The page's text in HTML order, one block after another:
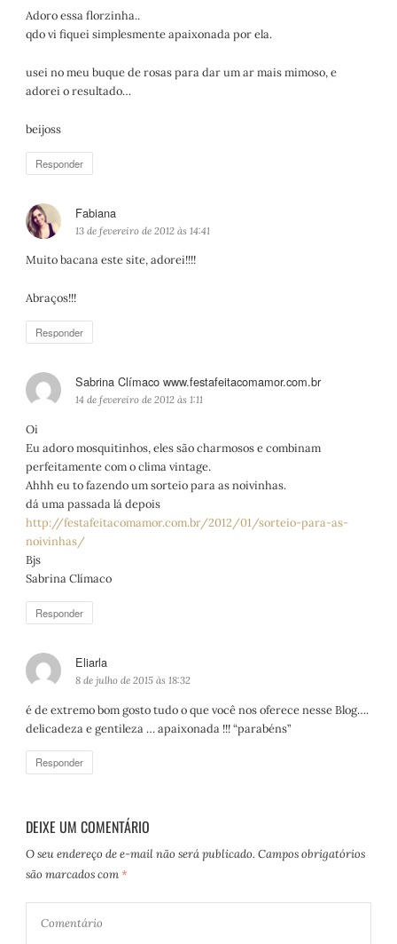
s
e
Adoro essa florzinha..
qdo vi fiquei simplesmente apaixonada por ela.
usei no meu buque de rosas para dar um ar mais mimoso, e
adorei o resultado…
beijoss
Responder
Fabiana
i
s
13 de fevereiro de 2012 às 14:41
Muito bacana este site, adorei!!!!
Abraços!!!
Responder
Sabrina Clímaco www.festafeitacomamor.com.br
14 de fevereiro de 2012 às 1:11
Oi
Eu adoro mosquitinhos, eles são charmosos e combinam
perfeitamente com o clima vintage.
Ahhh eu to fazendo um sorteio para as noivinhas.
dá uma passada lá depois
http://festafeitacomamor.com.br/2012/01/sorteio-para-as-
noivinhas/
Bjs
Sabrina Clímaco
Responder
Eliarla
i
s
e
8 de julho de 2015 às 18:32
é de extremo bom gosto tudo o que você nos oferece nesse Blog….
delicadeza e gentileza … apaixonada !!! “parabéns”
Responder
DEIXE UM COMENTÁRIO
O seu endereço de e-mail não será publicado. Campos obrigatórios
são marcados com *